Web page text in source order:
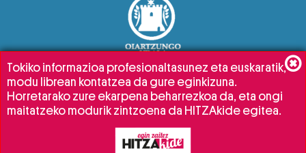
Tokiko informazioa profesionaltasunez eta euskaratik,
modu librean kontatzea da gure eginkizuna.
Horretarako zure ekarpena beharrezkoa da, eta ongi
maitatzeko modurik zintzoena da HITZAkide egitea.